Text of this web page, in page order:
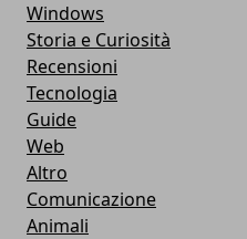
Windows
Storia e Curiosità
Recensioni
Tecnologia
Guide
Web
Altro
Comunicazione
Animali